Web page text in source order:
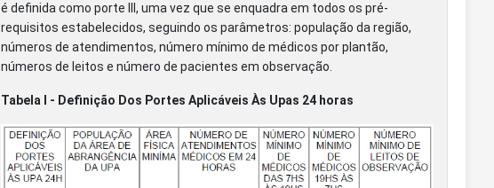
é definida como porte III, uma vez que se enquadra em todos os pré-
requisitos estabelecidos, seguindo os parâmetros: população da região,
números de atendimentos, número mínimo de médicos por plantão,
números de leitos e número de pacientes em observação.
Tabela I - Definição Dos Portes Aplicáveis Às Upas 24 horas